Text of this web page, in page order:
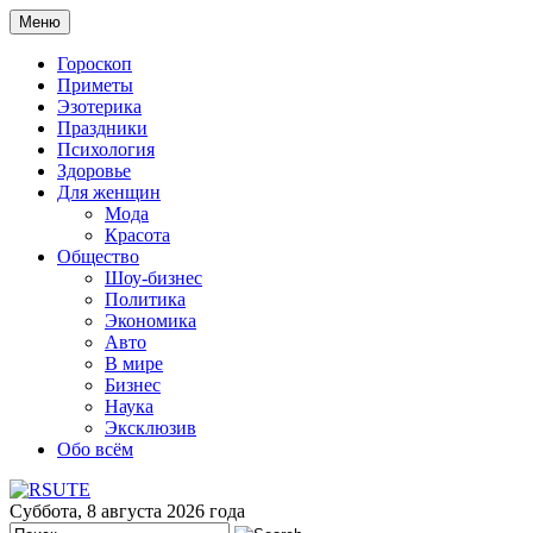
Меню
Гороскоп
Приметы
Эзотерика
Праздники
Психология
Здоровье
Для женщин
Мода
Красота
Общество
Шоу-бизнес
Политика
Экономика
Авто
В мире
Бизнес
Наука
Эксклюзив
Обо всём
Суббота, 8 августа 2026 года